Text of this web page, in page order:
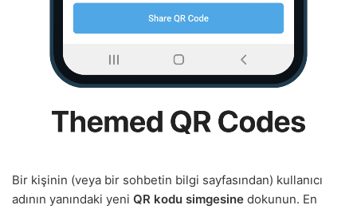
Bir kişinin (veya bir sohbetin bilgi sayfasından) kullanıcı
adının yanındaki yeni QR kodu simgesine dokunun. En